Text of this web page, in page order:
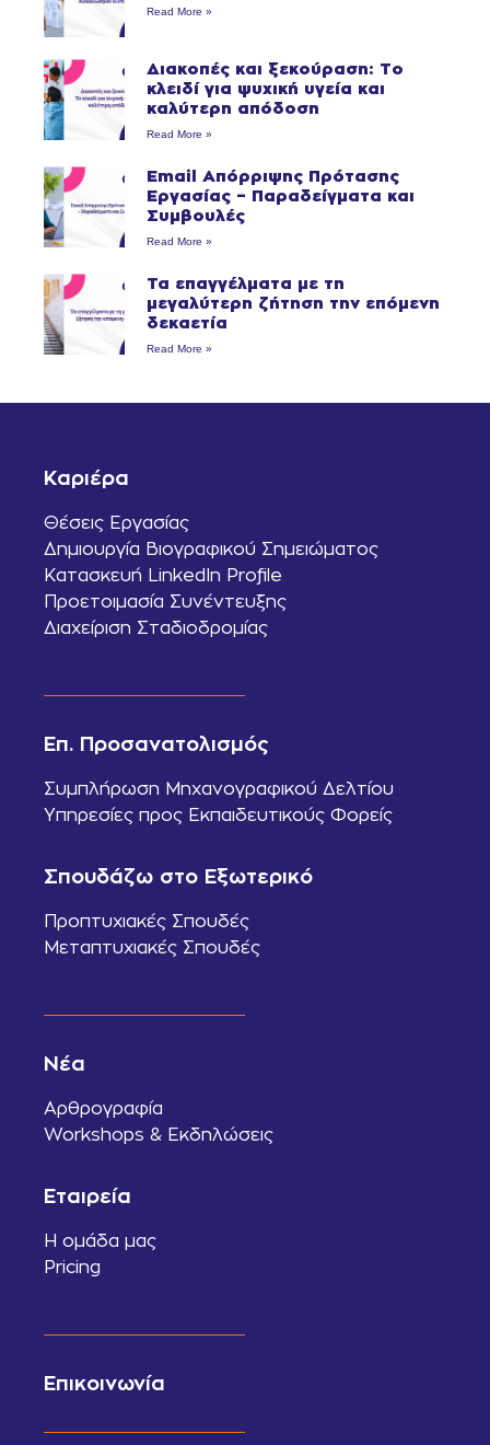
Read More »
Διακοπές και ξεκούραση: Το
κλειδί για ψυχική υγεία και
καλύτερη απόδοση
Read More »
Email Απόρριψης Πρότασης
Εργασίας – Παραδείγματα και
Συμβουλές
Read More »
Τα επαγγέλματα με τη
μεγαλύτερη ζήτηση την επόμενη
δεκαετία
Read More »
Καριέρα
Θέσεις Εργασίας
Δημιουργία Βιογραφικού Σημειώματος
Κατασκευή LinkedIn Profile
Προετοιμασία Συνέντευξης
Διαχείριση Σταδιοδρομίας
Επ. Προσανατολισμός
Συμπλήρωση Μηχανογραφικού Δελτίου
Υπηρεσίες προς Εκπαιδευτικούς Φορείς
Σπουδάζω στο Εξωτερικό
Προπτυχιακές Σπουδές
Μεταπτυχιακές Σπουδές
Νέα
Αρθρογραφία
Workshops & Εκδηλώσεις
Εταιρεία
Η ομάδα μας
Pricing
Επικοινωνία